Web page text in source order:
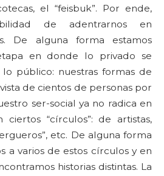
el “feisbuk”. Por ende,
de adentrarnos en
De alguna forma estamos
en donde lo privado se
público: nuestras formas de
de cientos de personas por
ser-social ya no radica en
“círculos”: de artistas,
etc. De alguna forma
a varios de estos círculos y en
historias distintas. La